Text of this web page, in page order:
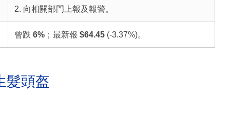
2. 向相關部門上報及報警。
曾跌 6%；最新報 $64.45(-3.37%)。
髮頭盔